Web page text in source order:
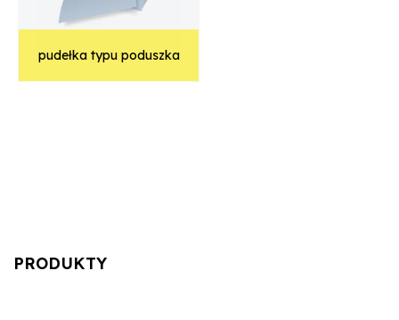
pudełka typu poduszka
PRODUKTY